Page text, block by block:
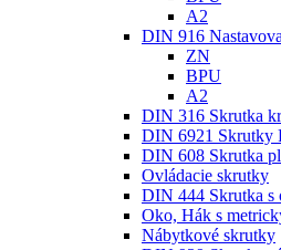
A2
DIN 916
ZN
BPU
A2
DIN 316 Skrutka
DIN 6921 Skrutky
DIN 608 Skrutka
Ovládacie skrutky
DIN 444 Skrutka s
Oko, Hák s
Nábytkové skrutky